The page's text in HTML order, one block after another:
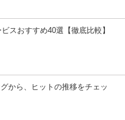
スおすすめ40選【徹底比較】
から、ヒットの推移をチェッ